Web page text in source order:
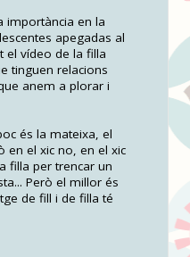
importància en la
apegadas al
el vídeo de la filla
tinguen relacions
anem a plorar i
és la mateixa, el
en el xic no, en el xic
filla per trencar un
Però el millor és
de fill i de filla té